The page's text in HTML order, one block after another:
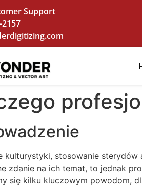
Support
2157
kulturystyki, stosowanie sterydów
zdanie na ich temat, to jednak
się kilku kluczowym powodom,